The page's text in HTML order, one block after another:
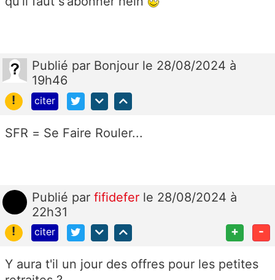
Publié par Bonjour le 28/08/2024 à
19h46
!
citer
SFR = Se Faire Rouler...
Publié par fifidefer le 28/08/2024 à
22h31
!
citer + -
Y aura t'il un jour des offres pour les petites